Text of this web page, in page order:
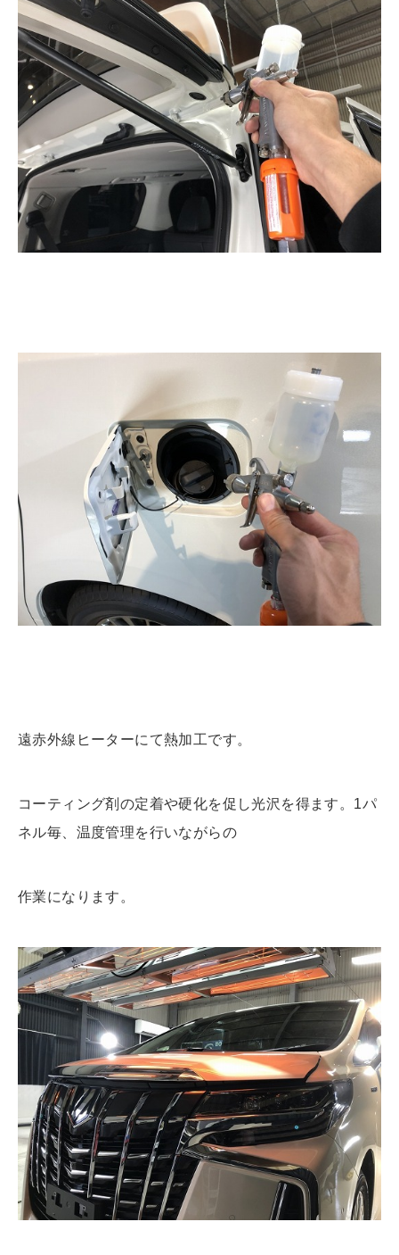
遠赤外線ヒーターにて熱加工です。
コーティング剤の定着や硬化を促し光沢を得ます。1パ
ネル毎、温度管理を行いながらの
作業になります。